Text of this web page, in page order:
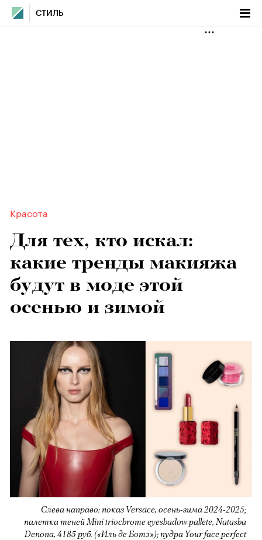
СТИЛЬ
Красота
Для тех, кто искал:
какие тренды макияжа
будут в моде этой
осенью и зимой
Слева направо: показ Versace, осень-зима 2024-2025;
палетка теней Mini triochrome eyeshadow pallete, Natasha
Denona, 4185 руб. («Иль де Ботэ»); пудра Your face perfect